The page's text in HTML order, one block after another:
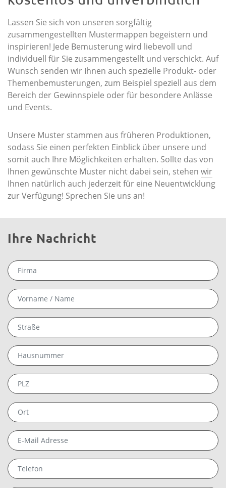
Lassen Sie sich von unseren sorgfältig
zusammengestellten Mustermappen begeistern und
inspirieren! Jede Bemusterung wird liebevoll und
individuell für Sie zusammengestellt und verschickt. Auf
Wunsch senden wir Ihnen auch spezielle Produkt- oder
Themenbemusterungen, zum Beispiel speziell aus dem
Bereich der Gewinnspiele oder für besondere Anlässe
und Events.
Unsere Muster stammen aus früheren Produktionen,
sodass Sie einen perfekten Einblick über unsere und
somit auch Ihre Möglichkeiten erhalten. Sollte das von
Ihnen gewünschte Muster nicht dabei sein, stehen wir
Ihnen natürlich auch jederzeit für eine Neuentwicklung
zur Verfügung! Sprechen Sie uns an!
Ihre Nachricht